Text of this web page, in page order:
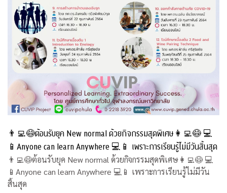
👨‍💻😷ต้อนรับยุค New normal ด้วยกิจกรรมสุดพิเศษ👩‍💻😷 💻
📱Anyone can learn Anywhere 💻📱 เพราะการเรียนรู้ไม่มีวันสิ้นสุด
👨‍💻😷ต้อนรับยุค New normal ด้วยกิจกรรมสุดพิเศษ👩‍💻😷 💻
📱Anyone can learn Anywhere 💻📱 เพราะการเรียนรู้ไม่มีวัน
สิ้นสุด